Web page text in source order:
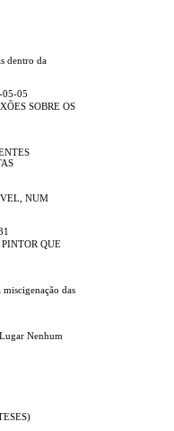
dentro da
05-05
SOBRE OS
NUM
QUE
das
Nenhum